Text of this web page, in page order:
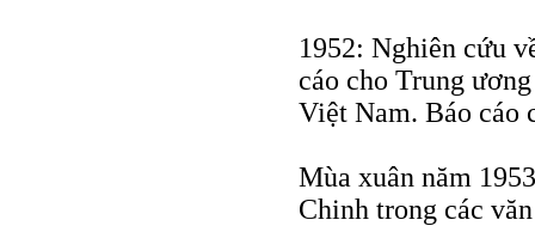
1952: Nghiên cứu
cáo cho Trung
Việt Nam. Báo cáo
Mùa xuân năm
Chinh trong các